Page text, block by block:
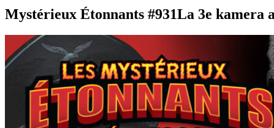
Mystérieux Étonnants #931La 3e kamera